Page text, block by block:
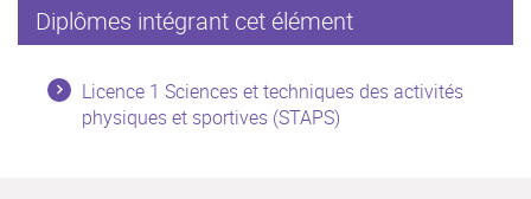
Diplômes intégrant cet élément
Licence 1 Sciences et techniques des activités
physiques et sportives (STAPS)